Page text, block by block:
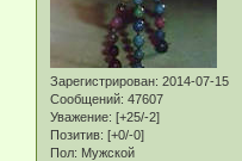
Зарегистрирован: 2014-07-15
Сообщений: 47607
Уважение: [+25/-2]
Позитив: [+0/-0]
Пол: Мужской